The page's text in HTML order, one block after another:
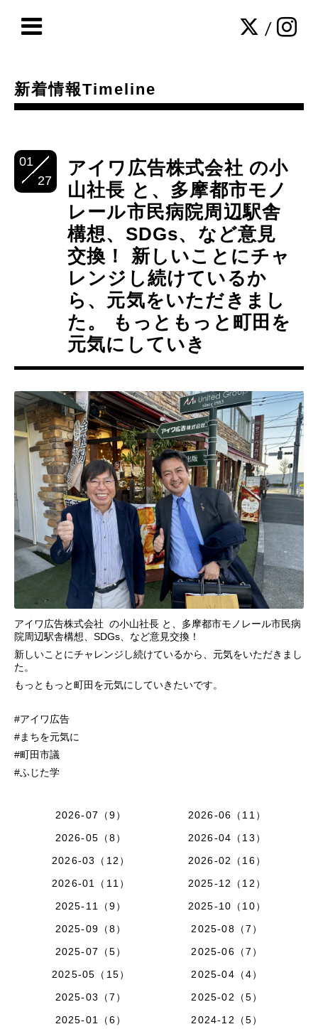
/
新着情報Timeline
01
27
アイワ広告株式会社 の小
山社長 と、多摩都市モノ
レール市民病院周辺駅舎
構想、SDGs、など意見
交換！ 新しいことにチャ
レンジし続けているか
ら、元気をいただきまし
た。 もっともっと町田を
元気にしていき
アイワ広告株式会社 の小山社長 と、多摩都市モノレール市民病
院周辺駅舎構想、SDGs、など意見交換！
新しいことにチャレンジし続けているから、元気をいただきまし
た。
もっともっと町田を元気にしていきたいです。
#アイワ広告
#まちを元気に
#町田市議
#ふじた学
2026-07（9）
2026-06（11）
2026-05（8）
2026-04（13）
2026-03（12）
2026-02（16）
2026-01（11）
2025-12（12）
2025-11（9）
2025-10（10）
2025-09（8）
2025-08（7）
2025-07（5）
2025-06（7）
2025-05（15）
2025-04（4）
2025-03（7）
2025-02（5）
2025-01（6）
2024-12（5）